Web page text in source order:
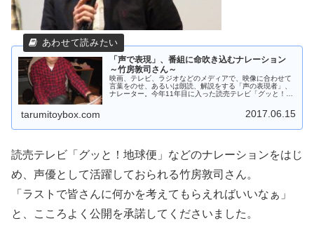
「声で表現」、番組に命吹き込むナレーション
～竹房敦司さん～
映画、テレビ、ラジオなどのメディアで、映像に合わせて
言葉をのせ、あるいは朗読、解説をする「声の表現者」、
ナレーター。今年11年目に入った読売テレビ「グッと！地
tarumitoybox.com 2017.06.15
読売テレビ「グッと！地球便」などのナレーションをはじ
め、声優として活躍しておられる竹房敦司さん。
「ラストで皆さんに何かを考えてもらえればいいなぁ」
と、こころよく公開を承諾してくださいました。